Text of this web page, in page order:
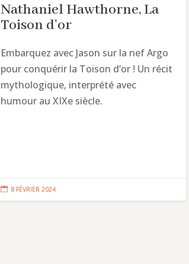
Nathaniel Hawthorne, La
Toison d’or
Embarquez avec Jason sur la nef Argo
pour conquérir la Toison d’or ! Un récit
mythologique, interprété avec
humour au XIXe siècle.
 8 FÉVRIER 2024